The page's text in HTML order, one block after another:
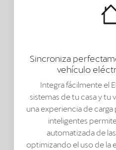
Sincroniza
vehículo
Integra fácilmente el
sistemas de tu casa y
una experiencia de
inteligentes
automatizada de
optimizando el uso de la